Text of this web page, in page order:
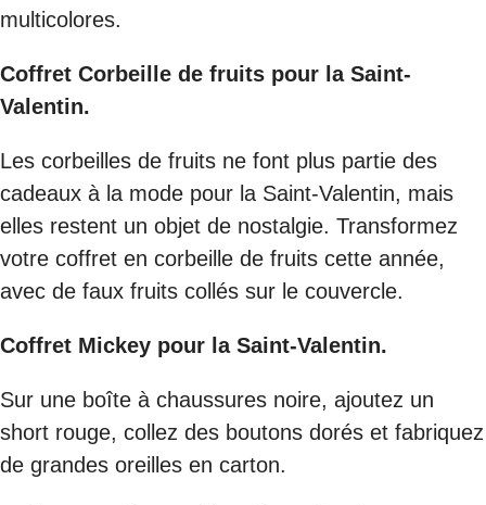
multicolores.
Coffret Corbeille de fruits pour la Saint-
Valentin.
Les corbeilles de fruits ne font plus partie des
cadeaux à la mode pour la Saint-Valentin, mais
elles restent un objet de nostalgie. Transformez
votre coffret en corbeille de fruits cette année,
avec de faux fruits collés sur le couvercle.
Coffret Mickey pour la Saint-Valentin.
Sur une boîte à chaussures noire, ajoutez un
short rouge, collez des boutons dorés et fabriquez
de grandes oreilles en carton.